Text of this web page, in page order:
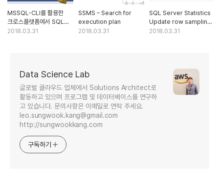
MSSQL-CLI를 활용한
크로스플랫폼에서 SQL
Server 관리하기
2018.03.31
SSMS – Search for
execution plan
2018.03.31
SQL Server Statistics
Update row sampling
rate and histogram
2018.03.31
Data Science Lab
글로벌 클라우드 업체에서 Solutions Architect로
활동하고 있으며 프로그램 및 데이터베이스를 연구하
고 있습니다. 문의사항은 이메일로 연락 주세요.
leo.sungwook.kang@gmail.com
http://sungwookkang.com
구독하기